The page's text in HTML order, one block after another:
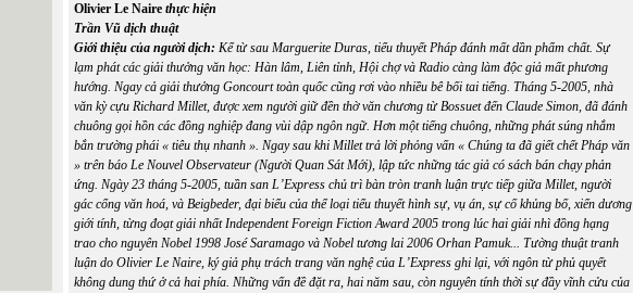
Olivier Le Naire thực hiện
Trần Vũ dịch thuật
Giới thiệu của người dịch: Kể từ sau Marguerite Duras, tiểu thuyết Pháp đánh mất dần phẩm chất. Sự
lạm phát các giải thưởng văn học: Hàn lâm, Liên tỉnh, Hội chợ và Radio càng làm độc giả mất phương
hướng. Ngay cả giải thưởng Goncourt toàn quốc cũng rơi vào nhiều bê bối tai tiếng. Tháng 5-2005, nhà
văn kỳ cựu Richard Millet, được xem người giữ đền thờ văn chương từBossuetđến Claude Simon, đã đánh
chuông gọi hồn các đồng nghiệp đang vùi dập ngôn ngữ. Hơn một tiếng chuông, những phát súng nhắm
bắn trường phái « tiêu thụ nhanh ». Ngay sau khi Millet trả lời phỏng vấn « Chúng ta đã giết chết Pháp văn
» trên báo Le Nouvel Observateur (Người Quan Sát Mới), lập tức những tác giả có sách bán chạy phản
ứng. Ngày 23 tháng 5-2005, tuần san L’Express chủ trì bàn tròn tranh luận trực tiếp giữa Millet, người
gác cổng văn hoá, và Beigbeder, đại biểu của thể loại tiểu thuyết hình sự, vụ án, sự cố khủng bố, xiển dương
giới tính, từng đoạt giải nhấtIndependent Foreign Fiction Award 2005 trong lúc hai giải nhì đồng hạng
trao cho nguyên Nobel 1998 José Saramago và Nobel tương lai 2006 Orhan Pamuk... Tường thuật tranh
luận do Olivier Le Naire, ký giả phụ trách trang văn nghệ của L’Express ghi lại, với ngôn từ phủ quyết
không dung thứ ở cả hai phía. Những vấn đề đặt ra, hai năm sau, còn nguyên tính thời sự đầy vĩnh cửu của